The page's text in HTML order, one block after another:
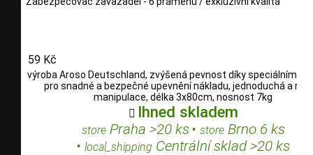
59 Kč
výroba Aroso Deutschland, zvýšená pevnost díky speciálním
pro snadné a bezpečné upevnění nákladu, jednoduchá a
manipulace, délka 3x80cm, nosnost 7kg
 Ihned skladem
storePraha >20 ks• storeBrno 6 ks
• local_shipping Centrální sklad >20 ks